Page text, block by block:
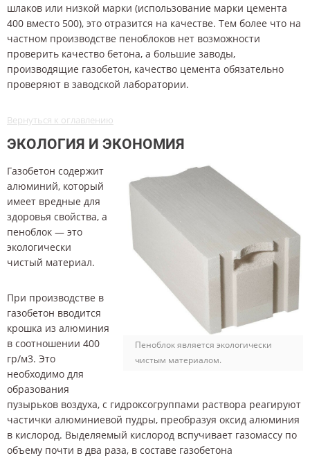
шлаков или низкой марки (использование марки цемента
400 вместо 500), это отразится на качестве. Тем более что на
частном производстве пеноблоков нет возможности
проверить качество бетона, а большие заводы,
производящие газобетон, качество цемента обязательно
проверяют в заводской лаборатории.
Вернуться к оглавлению
ЭКОЛОГИЯ И ЭКОНОМИЯ
Пеноблок является экологически
чистым материалом.
Газобетон содержит
алюминий, который
имеет вредные для
здоровья свойства, а
пеноблок — это
экологически
чистый материал.
При производстве в
газобетон вводится
крошка из алюминия
в соотношении 400
гр/м3. Это
необходимо для
образования
пузырьков воздуха, с гидроксогруппами раствора реагируют
частички алюминиевой пудры, преобразуя оксид алюминия
в кислород. Выделяемый кислород вспучивает газомассу по
объему почти в два раза, в составе газобетона